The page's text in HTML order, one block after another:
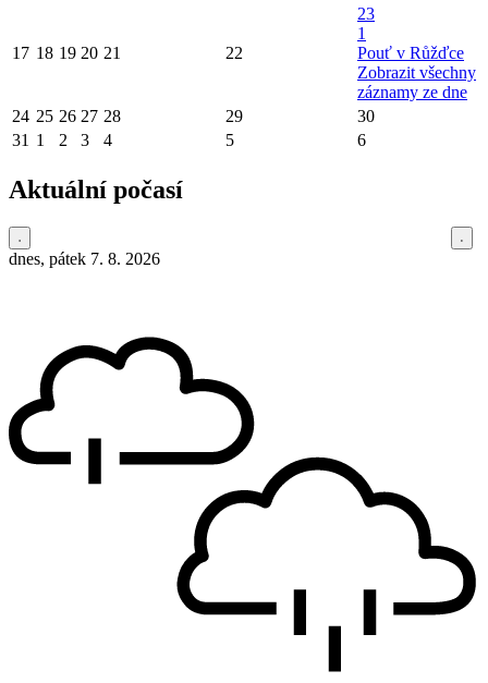
17 18 19 20 21 22
23
1
Pouť v Růžďce
Zobrazit všechny
záznamy ze dne
24 25 26 27 28 29
30
31 1 2 3 4 5 6
Aktuální počasí
dnes, pátek 7. 8. 2026